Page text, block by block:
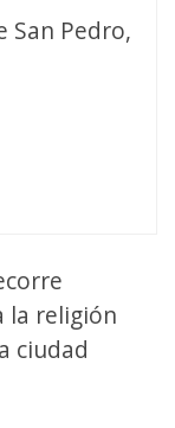
San Pedro,
la religión
ciudad